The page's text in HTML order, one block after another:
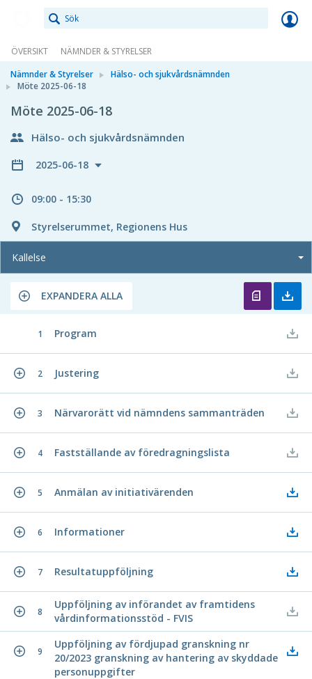
ÖVERSIKT
NÄMNDER & STYRELSER
Nämnder & Styrelser
Hälso- och sjukvårdsnämnden
Möte 2025-06-18
Möte 2025-06-18
Hälso- och sjukvårdsnämnden
2025-06-18
09:00 - 15:30
Styrelserummet, Regionens Hus
Kallelse
EXPANDERA ALLA
1 Program
2 Justering
3 Närvarorätt vid nämndens sammanträden
4 Fastställande av föredragningslista
5 Anmälan av initiativärenden
6 Informationer
7 Resultatuppföljning
8
Uppföljning av införandet av framtidens
vårdinformationsstöd - FVIS
9
Uppföljning av fördjupad granskning nr
20/2023 granskning av hantering av skyddade
personuppgifter